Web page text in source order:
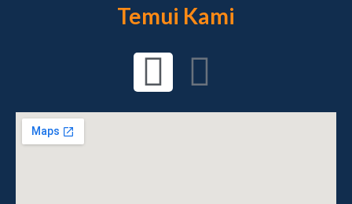
Temui Kami
I
n
Y
o